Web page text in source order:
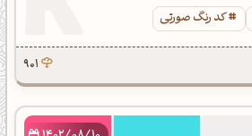
کد رنگ صورتی
901